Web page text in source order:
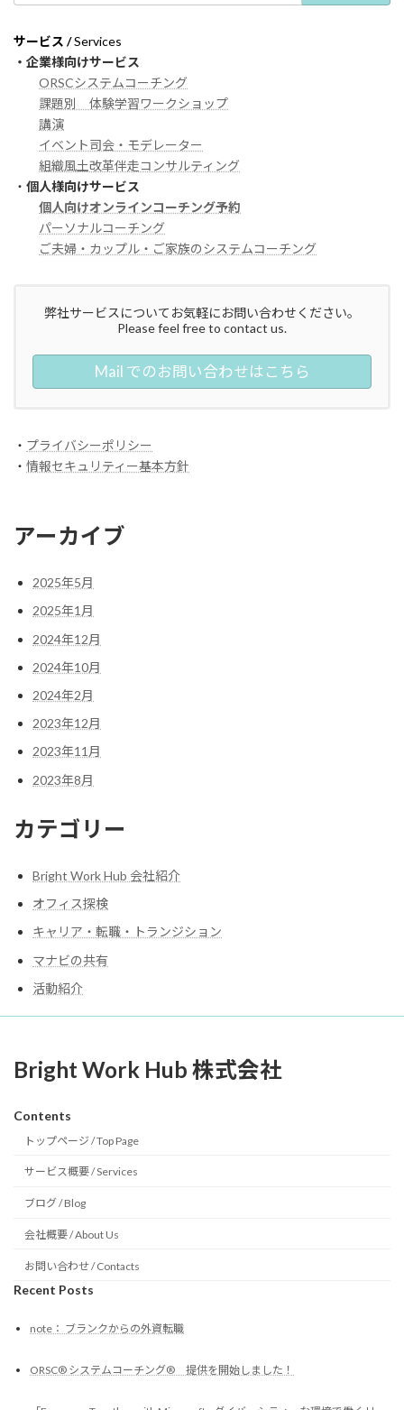
サービス /Services
・企業様向けサービス
ORSCシステムコーチング
課題別 体験学習ワークショップ
講演
イベント司会・モデレーター
組織風土改革伴走コンサルティング
・ 個人様向けサービス
個人向けオンラインコーチング予約
パーソナルコーチング
ご夫婦・カップル・ご家族のシステムコーチング
弊社サービスについてお気軽にお問い合わせください。
Please feel free to contact us.
Mail でのお問い合わせはこちら
・ プライバシーポリシー
・ 情報セキュリティー基本方針
アーカイブ
2025年5月
2025年1月
2024年12月
2024年10月
2024年2月
2023年12月
2023年11月
2023年8月
カテゴリー
Bright Work Hub 会社紹介
オフィス探検
キャリア・転職・トランジション
マナビの共有
活動紹介
Bright Work Hub 株式会社
Contents
トップページ / Top Page
サービス概要 / Services
ブログ / Blog
会社概要 / About Us
お問い合わせ / Contacts
Recent Posts
note： ブランクからの外資転職
ORSC® システムコーチング® 提供を開始しました！